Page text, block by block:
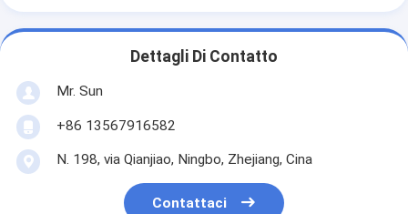
Dettagli Di Contatto
Mr. Sun
+86 13567916582
N. 198, via Qianjiao, Ningbo, Zhejiang, Cina
Contattaci